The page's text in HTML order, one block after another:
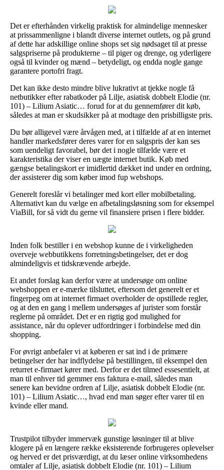
Det er efterhånden virkelig praktisk for almindelige mennesker
at prissammenligne i blandt diverse internet outlets, og på grund
af dette har adskillige online shops set sig nødsaget til at presse
salgspriserne på produkterne – til piger og drenge, og yderligere
også til kvinder og mænd – betydeligt, og endda nogle gange
garantere portofri fragt.
Det kan ikke desto mindre blive lukrativt at tjekke nogle få
netbutikker efter rabatkoder på Lilje, asiatisk dobbelt Elodie (nr.
101) – Lilium Asiatic… forud for at du gennemfører dit køb,
således at man er skudsikker på at modtage den prisbilligste pris.
Du bør alligevel være årvågen med, at i tilfælde af at en internet
handler markedsfører deres varer for en salgspris der kan ses
som uendeligt favorabel, bør det i nogle tilfælde være et
karakteristika der viser en uægte internet butik. Køb med
gængse betalingskort er imidlertid dækket ind under en ordning,
der assisterer dig som køber imod fup webshops.
Generelt foreslår vi betalinger med kort eller mobilbetaling.
Alternativt kan du vælge en afbetalingsløsning som for eksempel
ViaBill, for så vidt du gerne vil finansiere prisen i flere bidder.
Inden folk bestiller i en webshop kunne de i virkeligheden
overveje webbutikkens forretningsbetingelser, det er dog
almindeligvis et tidskrævende arbejde.
Et andet forslag kan derfor være at undersøge om online
webshoppen er e-mærke tilsluttet, eftersom det generelt er et
fingerpeg om at internet firmaet overholder de opstillede regler,
og at den en gang i mellem undersøges af jurister som forstår
reglerne på området. Det er en rigtig god mulighed for
assistance, når du oplever udfordringer i forbindelse med din
shopping.
For øvrigt anbefaler vi at køberen er sat ind i de primære
betingelser der har indflydelse på bestillingen, til eksempel den
returret e-firmaet kører med. Derfor er det tilmed essesentielt, at
man til enhver tid gemmer ens faktura e-mail, således man
senere kan bevidne ordren af Lilje, asiatisk dobbelt Elodie (nr.
101) – Lilium Asiatic…, hvad end man søger efter varer til en
kvinde eller mand.
Trustpilot tilbyder immervæk gunstige løsninger til at blive
klogere på en længere række eksisterende forbrugeres oplevelser
og herved er det prisværdigt, at du læser online virksomhedens
omtaler af Lilje, asiatisk dobbelt Elodie (nr. 101) – Lilium